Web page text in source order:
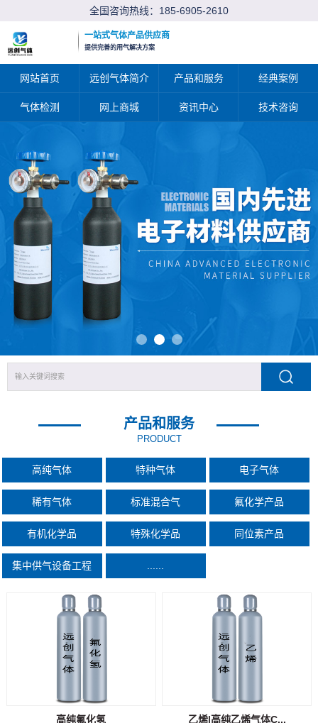
全国咨询热线： 185-6905-2610
一站式气体产品供应商
提供完善的用气解决方案
网站首页 远创气体简介 产品和服务 经典案例
气体检测 网上商城 资讯中心 技术咨询
产品和服务
PRODUCT
高纯气体 特种气体 电子气体
稀有气体 标准混合气 氟化学产品
有机化学品 特殊化学品 同位素产品
集中供气设备工程 ......
高纯氟化氢 乙烯|高纯乙烯气体C...